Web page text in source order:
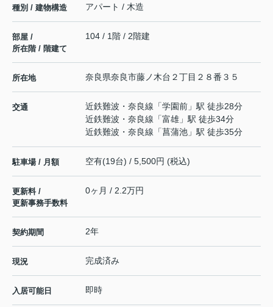
種別 / 建物構造 アパート / 木造
部屋 /
所在階 / 階建て
104 / 1階 / 2階建
所在地 奈良県奈良市藤ノ木台 ２丁目２８番３５
交通 近鉄難波・奈良線 「学園前 」駅 徒歩28分
近鉄難波・奈良線 「富雄 」駅 徒歩34分
近鉄難波・奈良線 「菖蒲池 」駅 徒歩35分
駐車場 / 月額 空有(19台) / 5,500円 (税込)
更新料 /
更新事務手数料
0ヶ月 / 2.2万円
契約期間 2年
現況 完成済み
入居可能日 即時